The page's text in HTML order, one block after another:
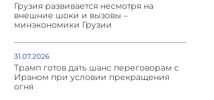
Грузия развивается несмотря на
внешние шоки и вызовы –
минэкономики Грузии
31.07.2026
Трамп готов дать шанс переговорам с
Ираном при условии прекращения
огня